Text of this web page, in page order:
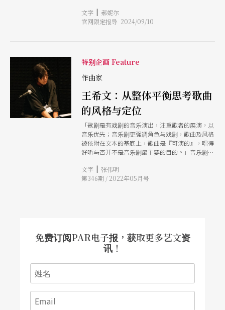
导的音乐剧。过往以沉浸式剧场引发高度讨论的创
作特性，并不阻止她往各种面向的演出走去，例如
刻存在的必要性。她在乎：「为何我们要在这个时
代去面对这个议题？为什么这个作品需要在此时发
生？无论面对什么作品，这都是我最在乎的一件
然亦是某种天时地利人和所致。她在2019年曾参加
导演的更多可能性，甚至也捡拾起诸多童年的回
忆，包括：「我想起自己小时候非常非常喜欢《真
善美》这部电影，大概看了20、30次有吧？算是我
的音乐剧启蒙。」 所以，疯戏乐《怪胎》的执导
邀请，洪千涵当仁不让。只是当时自己还没有直接
意识到，这不仅仅是她的第一出音乐剧，更是她第
一次面对「改编」电影与剧场的距离在哪里？改编
后的主题应该更加聚焦于最初、或勇敢发散出去各
种问题都在正式工作后一次迎来。
文字 | 郝妮尔
官网限定报导 2024/09/10
特别企画 Feature
作曲家
王希文：从整体平衡思考歌曲
的风格与定位
「歌剧是有戏剧的音乐演出，注重歌者的展演，以
音乐优先；音乐剧更强调角色与戏剧，歌曲及风格
被依附在文本的基底上，歌曲是『可演的』，唱得
好听与否并不是音乐剧最主要的目的。」音乐剧作
文字 | 张伟明
第346期 / 2022年05月号
免费订阅PAR电子报，获取更多艺文资
讯！